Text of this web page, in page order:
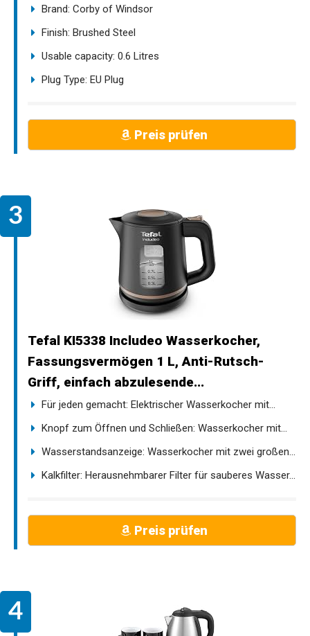
Brand: Corby of Windsor
Finish: Brushed Steel
Usable capacity: 0.6 Litres
Plug Type: EU Plug
Preis prüfen
Tefal KI5338 Includeo Wasserkocher,
Fassungsvermögen 1 L, Anti-Rutsch-
Griff, einfach abzulesende...
Für jeden gemacht: Elektrischer Wasserkocher mit...
Knopf zum Öffnen und Schließen: Wasserkocher mit...
Wasserstandsanzeige: Wasserkocher mit zwei großen...
Kalkfilter: Herausnehmbarer Filter für sauberes Wasser...
Preis prüfen